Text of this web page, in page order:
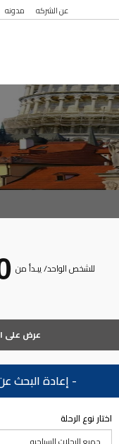
عن الشركه مدونه
للشخص الواحد/ يبـدأ من
عرض على
- إعادة البحث
اختار نوع الرحلة